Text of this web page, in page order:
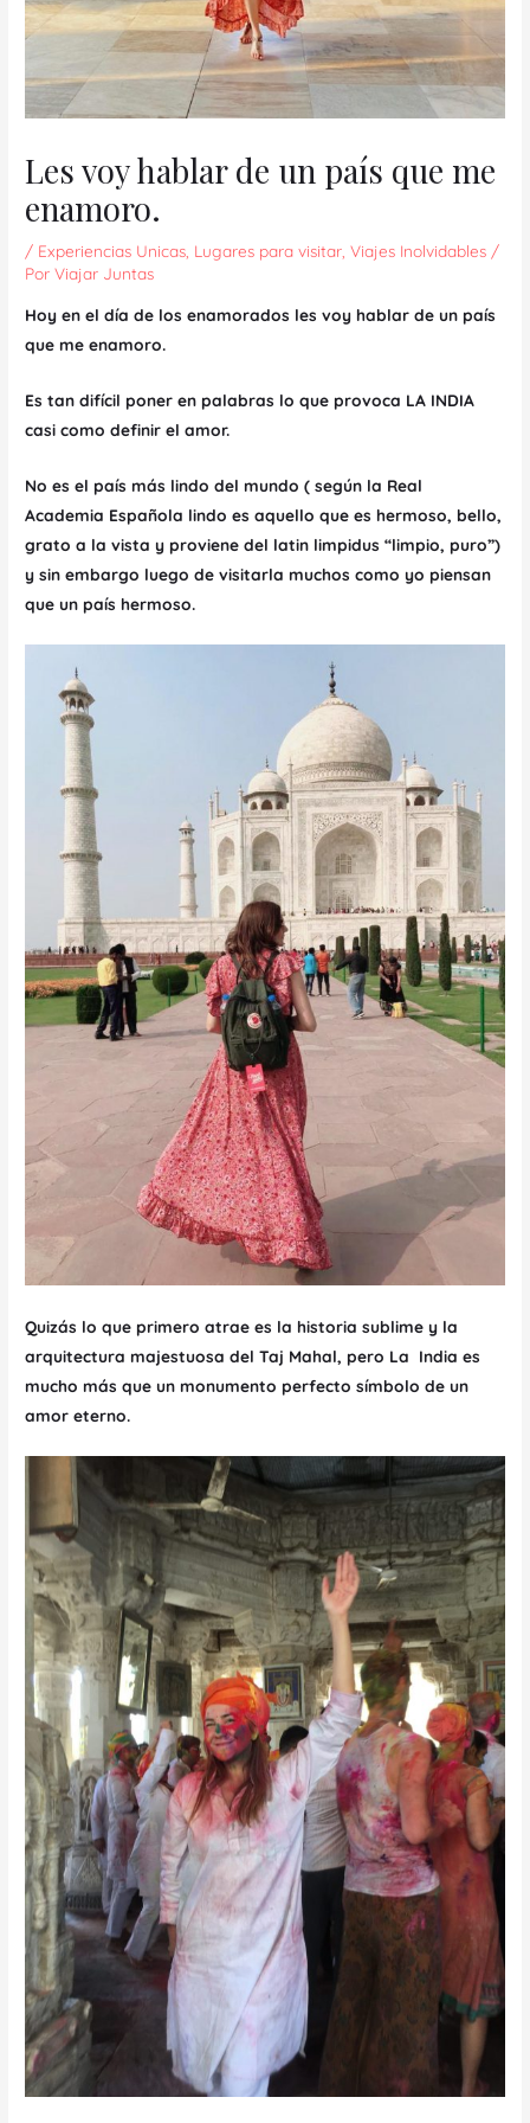
Les voy hablar de un país que me
enamoro.
/ Experiencias Unicas Lugares para visitar ,Viajes Inolvidables /
PorViajar Juntas
Hoy en el día de los enamorados les voy hablar de un país
que me enamoro.
Es tan difícil poner en palabras lo que provoca LA INDIA
casi como definir el amor.
No es el país más lindo del mundo ( según la Real
Academia Española lindo es aquello que es hermoso, bello,
grato a la vista y proviene del latin limpidus “limpio, puro”)
y sin embargo luego de visitarla muchos como yo piensan
que un país hermoso.
Quizás lo que primero atrae es la historia sublime y la
arquitectura majestuosa del Taj Mahal, pero La India es
mucho más que un monumento perfecto símbolo de un
amor eterno.